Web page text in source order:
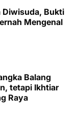
Diwisuda, Bukti
Mengenal
Balang
tetapi Ikhtiar
Raya